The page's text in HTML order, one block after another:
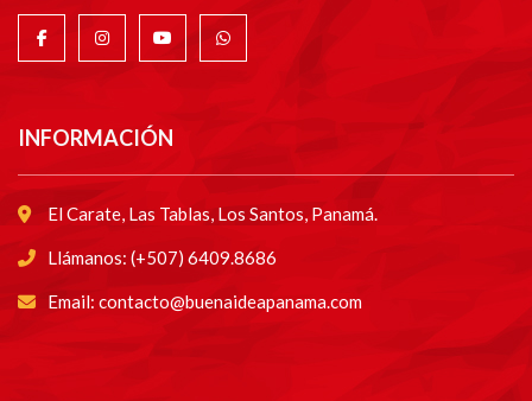
INFORMACIÓN
El Carate, Las Tablas, Los Santos, Panamá.
Llámanos: (+507) 6409.8686
Email: contacto@buenaideapanama.com